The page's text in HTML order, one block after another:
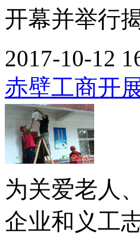
开幕并举行
2017-10-12
赤壁工商开
为关爱老人
企业和义工